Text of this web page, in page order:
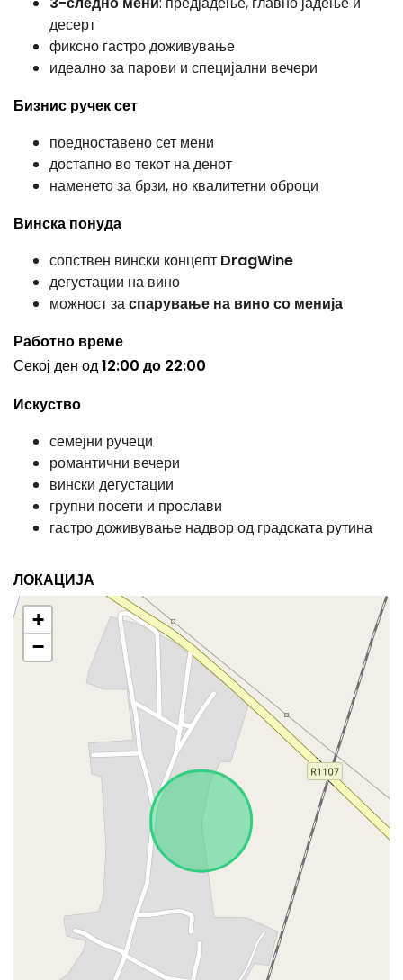
десерт
фиксно гастро доживување
идеално за парови и специјални вечери
Бизнис ручек сет
поедноставено сет мени
достапно во текот на денот
наменето за брзи, но квалитетни оброци
Винска понуда
сопствен вински концепт DragWine
дегустации на вино
можност заспарување на вино со менија
Работно време
Секој ден од12:00 до 22:00
Искуство
семејни ручеци
романтични вечери
вински дегустации
групни посети и прослави
гастро доживување надвор од градската рутина
ЛОКАЦИЈА
+
−